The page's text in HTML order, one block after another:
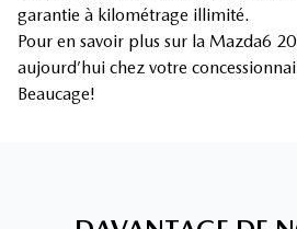
garantie à kilométrage illimité.
Pour en savoir plus sur la Mazda6
aujourd’hui chez votre
Beaucage!